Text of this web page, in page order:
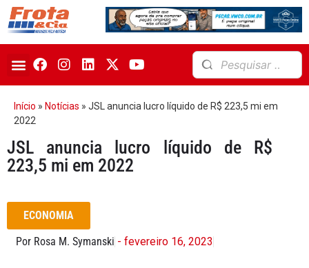
Início » Notícias » JSL anuncia lucro líquido de R$ 223,5 mi em
2022
JSL anuncia lucro líquido de R$
223,5 mi em 2022
ECONOMIA
Por Rosa M. Symanski - fevereiro 16, 2023